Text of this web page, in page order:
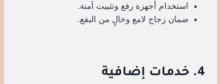
استخدام أجهزة رفع وتثبيت آمنة.
ضمان زجاج لامع وخالٍ من البقع.
4. خدمات إضافية